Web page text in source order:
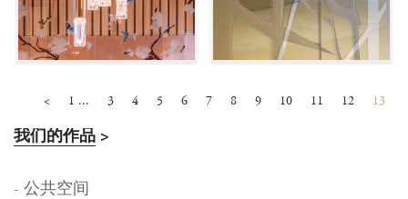
< 1 ... 3 4 5 6 7 8 9 10 11 12 13
我们的作品 >
- 公共空间